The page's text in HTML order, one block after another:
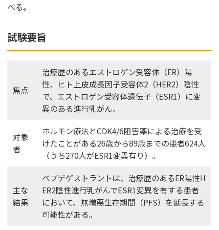
べる。
試験要旨
焦点
治療歴のあるエストロゲン受容体（ER）陽
性、ヒト上皮成長因子受容体2（HER2）陰性
で、エストロゲン受容体遺伝子（ESR1）に変
異のある進行乳がん。
対象
者
ホルモン療法とCDK4/6阻害薬による治療を受
けたことがある26歳から89歳までの患者624人
（うち270人がESR1変異有り）。
主な
結果
ベプデゲストラントは、治療歴のあるER陽性H
ER2陰性進行乳がんでESR1変異を有する患者
において、無増悪生存期間（PFS）を延長する
可能性がある。